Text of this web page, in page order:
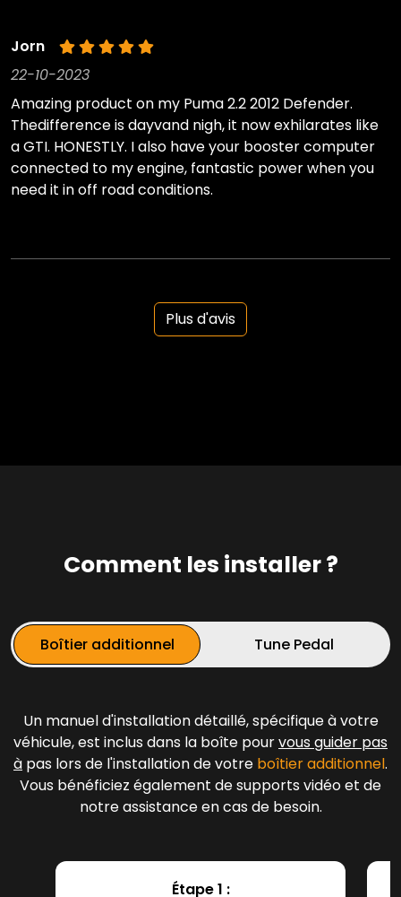
Jorn
22-10-2023
Amazing product on my Puma 2.2 2012 Defender.
Thedifference is dayvand nigh, it now exhilarates like
a GTI. HONESTLY. I also have your booster computer
connected to my engine, fantastic power when you
need it in off road conditions.
Plus d'avis
Comment les installer ?
Boîtier additionnel Tune Pedal
Un manuel d'installation détaillé, spécifique à votre
véhicule, est inclus dans la boîte pourvous guider pas
à pas lors de l'installation de votre boîtier additionnel.
Vous bénéficiez également de supports vidéo et de
notre assistance en cas de besoin.
Étape 1 :